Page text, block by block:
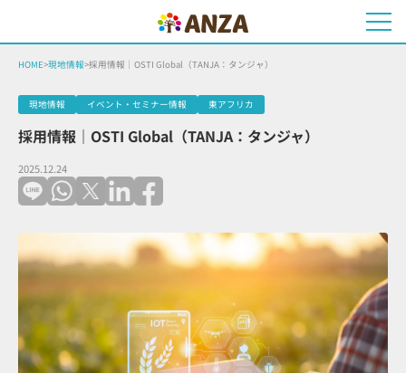
HOME>現地情報>採用情報｜OSTI Global（TANJA：タンジャ）
現地情報 イベント・セミナー情報 東アフリカ
採用情報｜OSTI Global（TANJA：タンジャ）
2025.12.24